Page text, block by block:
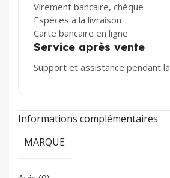
Virement bancaire, chèque
Espèces à la livraison
Carte bancaire en ligne
Service après vente
Support et assistance pendant
Informations complémentaires
MARQUE